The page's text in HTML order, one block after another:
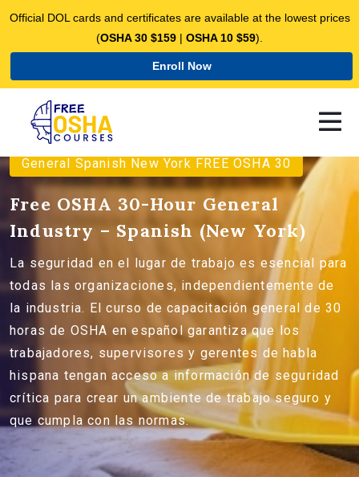
Official DOL cards and certificates are available at the lowest prices
(OSHA 30 $159 | OSHA 10 $59).
Enroll Now
General Spanish New York FREE OSHA 30
Free OSHA 30-Hour General
Industry – Spanish (New York)
La seguridad en el lugar de trabajo es esencial para
todas las organizaciones, independientemente de
la industria. El curso de capacitación general de 30
horas de OSHA en español garantiza que los
trabajadores, supervisores y gerentes de habla
hispana tengan acceso a información de seguridad
crítica para crear un ambiente de trabajo seguro y
que cumpla con las normas.